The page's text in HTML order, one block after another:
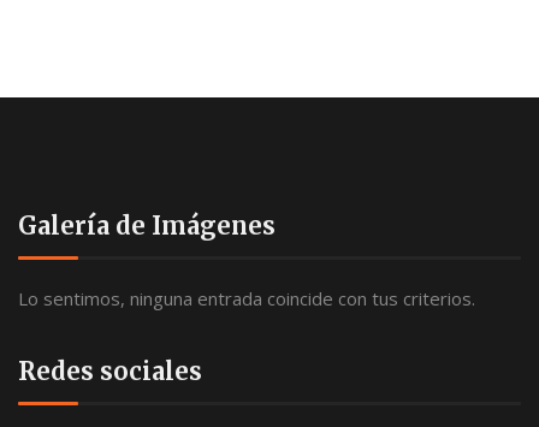
Galería de Imágenes
Lo sentimos, ninguna entrada coincide con tus criterios.
Redes sociales